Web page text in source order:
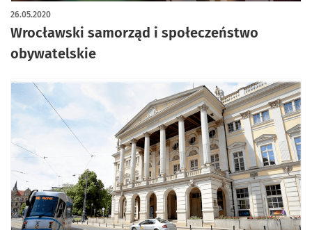
Wrocławski samorząd i społeczeństwo
obywatelskie
26.05.2020